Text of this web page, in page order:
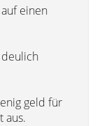
einen
geld für
aus.